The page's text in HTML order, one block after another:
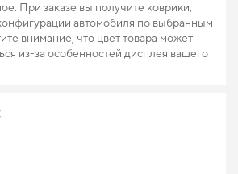
При заказе вы получите коврики,
автомобиля по выбранным
внимание, что цвет товара может
из-за особенностей дисплея вашего